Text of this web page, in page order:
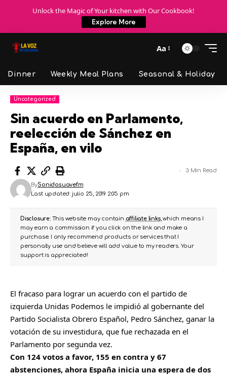
Unlock the Magic of Your kitchen with Our Cookbook!
Explore More
Aa
Dinner Weekly Meal Plans Seasonal & Holiday
Uncategorized
Sin acuerdo en Parlamento,
reelección de Sánchez en
España, en vilo
Last updated: julio 25, 2019 2:05 pm
BySonidosuavefm
3 Min Read
Disclosure:This website may contain affiliate links, which means I
may earn a commission if you click on the link and make a
purchase. I only recommend products or services that I
personally use and believe will add value to my readers. Your
support is appreciated!
El fracaso para lograr un acuerdo con el partido de
izquierda Unidas Podemos le impidió al gobernante del
Partido Socialista Obrero Español, Pedro Sánchez, ganar la
votación de su investidura, que fue rechazada en el
Parlamento por segunda vez.
Con 124 votos a favor, 155 en contra y 67
abstenciones, ahora España inicia una espera de dos